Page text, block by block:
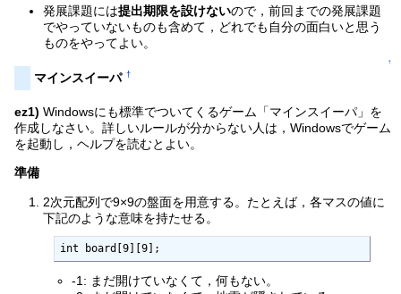
発展課題には提出期限を設けないので，前回までの発展課題
でやっていないものも含めて，どれでも自分の面白いと思う
ものをやってよい。
↑
マインスイーパ †
ez1) Windowsにも標準でついてくるゲーム「マインスイーパ」を
作成しなさい。詳しいルールが分からない人は，Windowsでゲーム
を起動し，ヘルプを読むとよい。
準備
2次元配列で9×9の盤面を用意する。たとえば，各マスの値に
下記のような意味を持たせる。
int board[9][9];
-1: まだ開けていなくて，何もない。